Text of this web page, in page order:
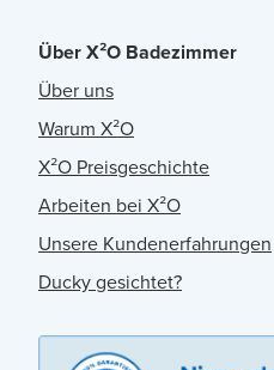
Über X²O Badezimmer
Über uns
Warum X²O
X²O Preisgeschichte
Arbeiten bei X²O
Unsere Kundenerfahrungen
Ducky gesichtet?